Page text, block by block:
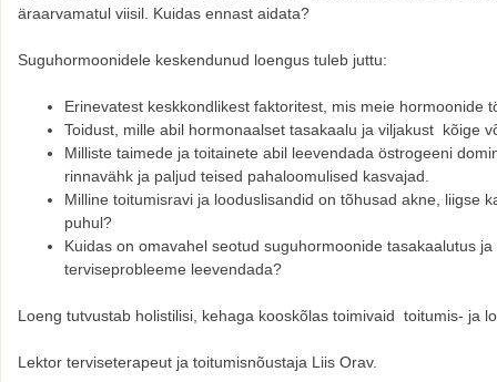
äraarvamatul viisil. Kuidas ennast aidata?
Suguhormoonidele keskendunud loengus tuleb juttu:
Erinevatest keskkondlikest faktoritest, mis meie hormoonide
Toidust, mille abil hormonaalset tasakaalu ja viljakust kõige
Milliste taimede ja toitainete abil leevendada östrogeeni
rinnavähk ja paljud teised pahaloomulised kasvajad.
Milline toitumisravi ja looduslisandid on tõhusad akne, liigse
puhul?
Kuidas on omavahel seotud suguhormoonide tasakaalutus
terviseprobleeme leevendada?
Loeng tutvustab holistilisi, kehaga kooskõlas toimivaid toitumis- ja
Lektor terviseterapeut ja toitumisnõustaja Liis Orav.